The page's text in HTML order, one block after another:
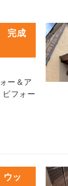
完成
ー＆ア
フォー
ッ